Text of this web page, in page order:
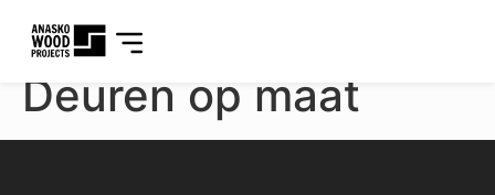
Deuren op maat